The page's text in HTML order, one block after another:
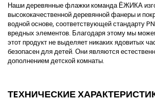
Наши деревянные флажки команда ЁЖИКА
высококачественной деревянной фанеры и
водной основе, соответствующей стандарту
вредных элементов. Благодаря этому мы
этот продукт не выделяет никаких ядовитых
безопасен для детей. Они являются
дополнением детской комнаты.
ТEХНИЧЕСКИЕ